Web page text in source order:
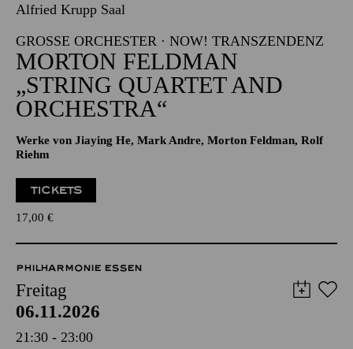
06.11.2026
19:00 - 21:00
Alfried Krupp Saal
GROSSE ORCHESTER · NOW! TRANSZENDENZ
MORTON FELDMAN
„STRING QUARTET AND
ORCHESTRA“
Werke von Jiaying He, Mark Andre, Morton Feldman, Rolf
Riehm
17,00€
PHILHARMONIE ESSEN
Freitag